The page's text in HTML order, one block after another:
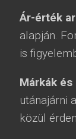
Ár-érték
alapján.
is
Márkák
utánajárni
közül